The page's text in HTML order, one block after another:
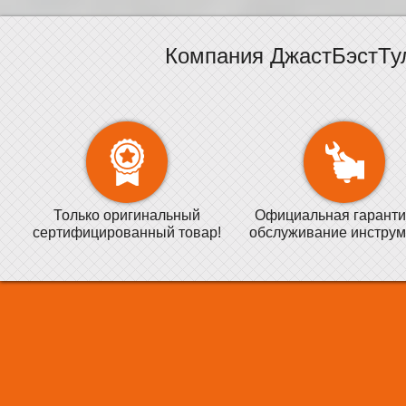
Компания
Только оригинальный
сертифицированный товар!
Официальная
обслуживание